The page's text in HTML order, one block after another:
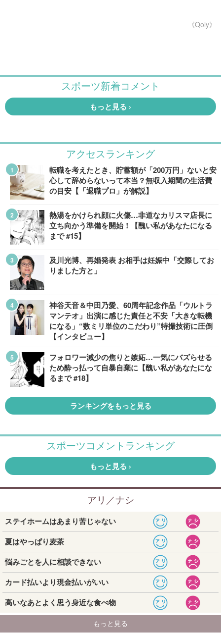
《Qoly》
アクセスランキング
転職を考えたとき、貯蓄額が「200万円」ないと安
心して辞めらないって本当？無収入期間の生活費
の目安【「退職プロ」が解説】
熱湯をかけられ顔に火傷…非道なカリスマ店長に
立ち向かう準備を開始！【醜い私があなたになる
まで #15】
及川光博、再婚発表 お相手は妊娠中「交際してお
りました方と」
神谷天音＆中田乃愛、60周年記念作品「ウルトラ
マンテオ」出演に感じた責任と不安「大きな転機
になる」“数ミリ単位のこだわり”特撮技術に圧倒
【インタビュー】
フォロワー減少の焦りと嫉妬…一気にバズらせる
ため酔っ払って自暴自棄に【醜い私があなたにな
るまで #18】
ランキングをもっと見る